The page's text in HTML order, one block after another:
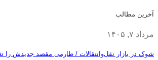
آخرین مطالب
مرداد ۷, ۱۴۰۵
شوک در بازار نقل‌وانتقالات / طارمی مقصد جدیدش را